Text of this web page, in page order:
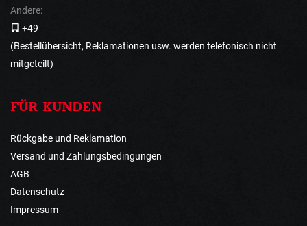
Andere:
+49
(Bestellübersicht, Reklamationen usw. werden telefonisch nicht
mitgeteilt)
FÜR KUNDEN
Rückgabe und Reklamation
Versand und Zahlungsbedingungen
AGB
Datenschutz
Impressum